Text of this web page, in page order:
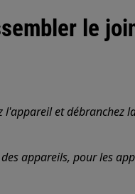
le
et débranchez
appareils, pour les